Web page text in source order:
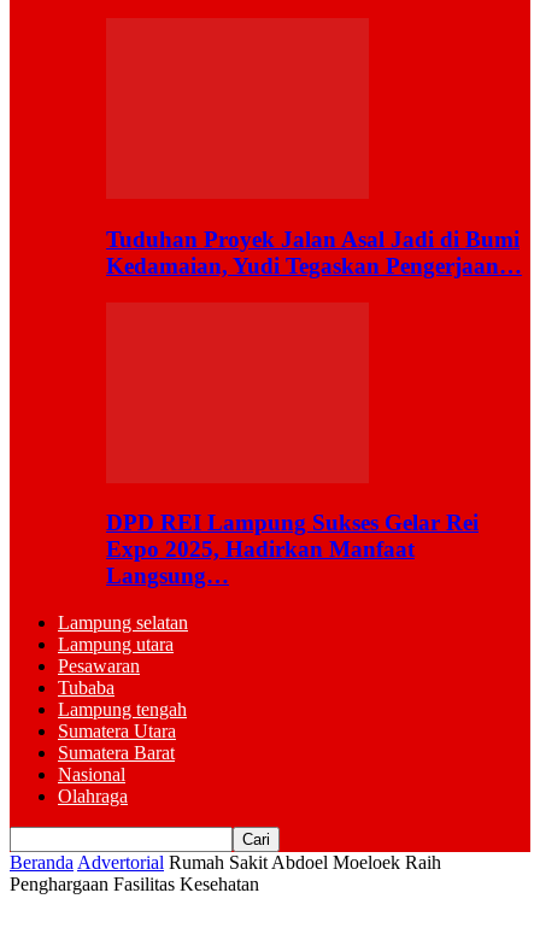
Tuduhan Proyek Jalan Asal Jadi di Bumi
Kedamaian, Yudi Tegaskan Pengerjaan…
DPD REI Lampung Sukses Gelar Rei
Expo 2025, Hadirkan Manfaat
Langsung…
Lampung selatan
Lampung utara
Pesawaran
Tubaba
Lampung tengah
Sumatera Utara
Sumatera Barat
Nasional
Olahraga
Beranda Advertorial Rumah Sakit Abdoel Moeloek Raih
Penghargaan Fasilitas Kesehatan